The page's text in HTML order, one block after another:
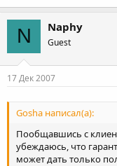
N Naphy
Guest
17 Дек 2007
Gosha написал(а):
Пообщавшись с
убеждаюсь, что
может дать только